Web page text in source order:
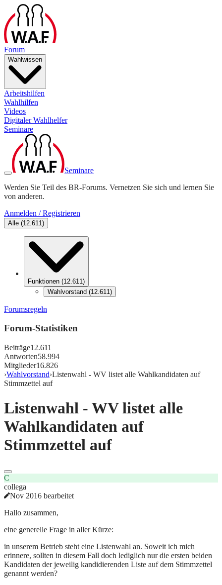
Forum
Wahlwissen
Arbeitshilfen
Wahlhilfen
Videos
Digitaler Wahlhelfer
Seminare
Seminare
Werden Sie Teil des BR-Forums. Vernetzen Sie sich und lernen Sie
von anderen.
Anmelden / Registrieren
Alle (12.611)
Funktionen (12.611)
Wahlvorstand (12.611)
Forumsregeln
Forum-Statistiken
Beiträge12.611
Antworten58.994
Mitglieder16.826
›Wahlvorstand›Listenwahl - WV listet alle Wahlkandidaten auf
Stimmzettel auf
Listenwahl - WV listet alle
Wahlkandidaten auf
Stimmzettel auf
C
collega
Nov 2016 bearbeitet
Hallo zusammen,
eine generelle Frage in aller Kürze:
in unserem Betrieb steht eine Listenwahl an. Soweit ich mich
erinnere, sollten in diesem Fall doch lediglich nur die ersten beiden
Kandidaten der jeweilig kandidierenden Liste auf dem Stimmzettel
genannt werden?